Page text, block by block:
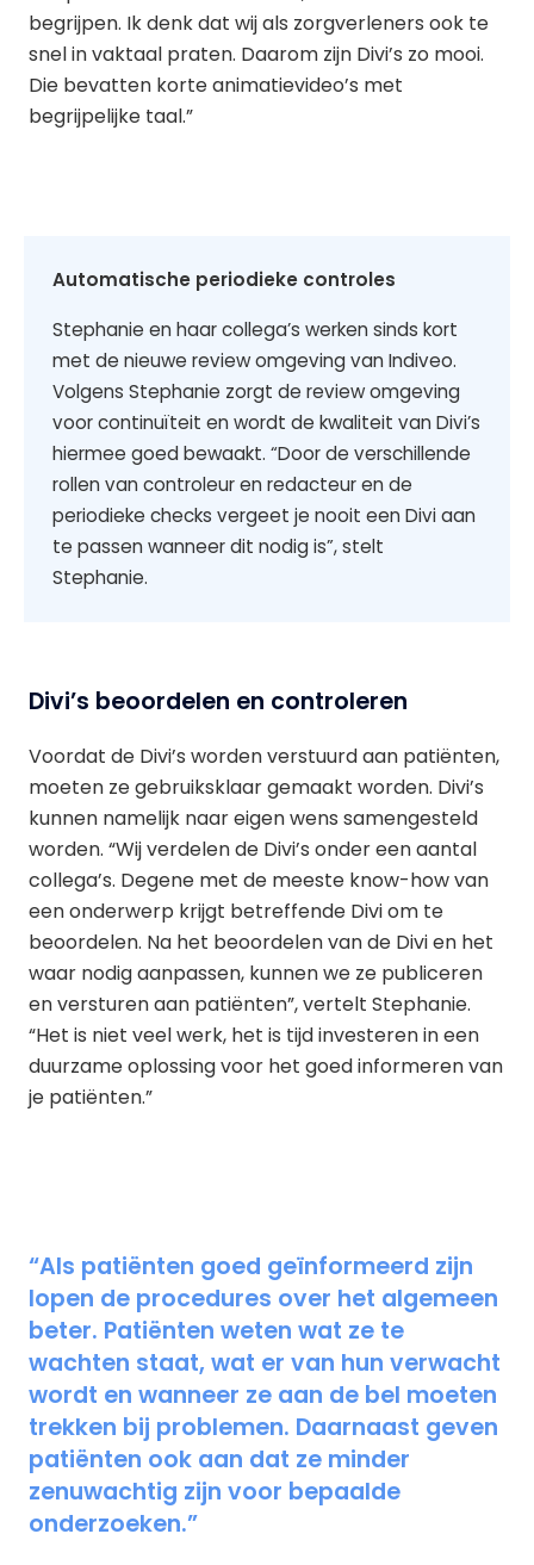
begrijpen. Ik denk dat wij als zorgverleners ook te
snel in vaktaal praten. Daarom zijn Divi’s zo mooi.
Die bevatten korte animatievideo’s met
begrijpelijke taal.”
Automatische periodieke controles
Stephanie en haar collega’s werken sinds kort
met de nieuwe review omgeving van Indiveo.
Volgens Stephanie zorgt de review omgeving
voor continuïteit en wordt de kwaliteit van Divi’s
hiermee goed bewaakt. “Door de verschillende
rollen van controleur en redacteur en de
periodieke checks vergeet je nooit een Divi aan
te passen wanneer dit nodig is”, stelt
Stephanie.
Divi’s beoordelen en controleren
Voordat de Divi’s worden verstuurd aan patiënten,
moeten ze gebruiksklaar gemaakt worden. Divi’s
kunnen namelijk naar eigen wens samengesteld
worden. “Wij verdelen de Divi’s onder een aantal
collega’s. Degene met de meeste know-how van
een onderwerp krijgt betreffende Divi om te
beoordelen. Na het beoordelen van de Divi en het
waar nodig aanpassen, kunnen we ze publiceren
en versturen aan patiënten”, vertelt Stephanie.
“Het is niet veel werk, het is tijd investeren in een
duurzame oplossing voor het goed informeren van
je patiënten.”
“Als patiënten goed geïnformeerd zijn
lopen de procedures over het algemeen
beter. Patiënten weten wat ze te
wachten staat, wat er van hun verwacht
wordt en wanneer ze aan de bel moeten
trekken bij problemen. Daarnaast geven
patiënten ook aan dat ze minder
zenuwachtig zijn voor bepaalde
onderzoeken.”